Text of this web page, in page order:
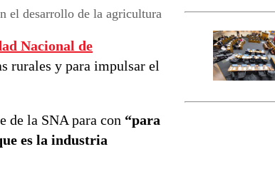
el desarrollo de la agricultura
Nacional de
rurales y para impulsar el
de la SNA para con “para
es la industria
activa Alerta
Preventiva en
tres comunas